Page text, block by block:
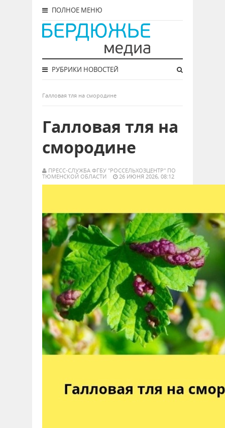
ПОЛНОЕ МЕНЮ
РУБРИКИ НОВОСТЕЙ
Галловая тля на смородине
Галловая тля на
смородине
ПРЕСС-СЛУЖБА ФГБУ "РОССЕЛЬХОЗЦЕНТР" ПО
ТЮМЕНСКОЙ ОБЛАСТИ
26 ИЮНЯ 2026, 08:12